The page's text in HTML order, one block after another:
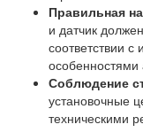
Правильная
и датчик
соответствии с
особенностями
Соблюдение
установочные
техническими